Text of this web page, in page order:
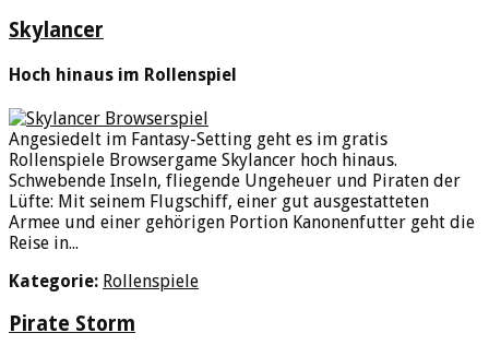
Skylancer
Hoch hinaus im Rollenspiel
Angesiedelt im Fantasy-Setting geht es im gratis
Rollenspiele Browsergame Skylancer hoch hinaus.
Schwebende Inseln, fliegende Ungeheuer und Piraten der
Lüfte: Mit seinem Flugschiff, einer gut ausgestatteten
Armee und einer gehörigen Portion Kanonenfutter geht die
Reise in...
Kategorie: Rollenspiele
Pirate Storm